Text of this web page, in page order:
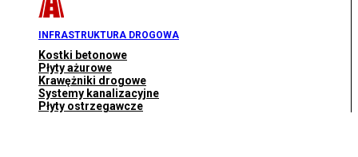
INFRASTRUKTURA DROGOWA
Kostki betonowe
Płyty ażurowe
Krawężniki drogowe
Systemy kanalizacyjne
Płyty ostrzegawcze